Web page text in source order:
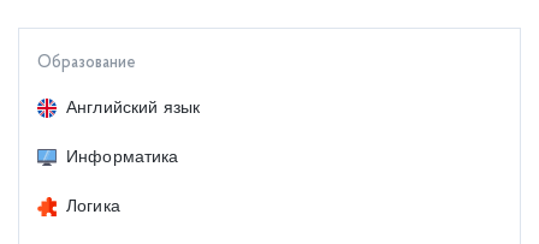
Образование
Английский язык
Информатика
Логика